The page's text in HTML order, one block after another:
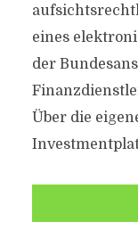
eines
der
Über die